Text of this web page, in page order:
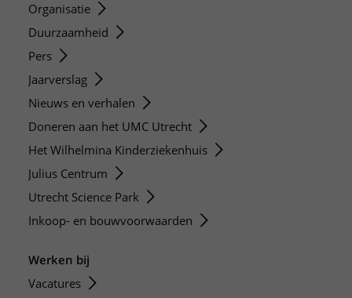
Organisatie
Duurzaamheid
Pers
Jaarverslag
Nieuws en verhalen
Doneren aan het UMC Utrecht
Het Wilhelmina Kinderziekenhuis
Julius Centrum
Utrecht Science Park
Inkoop- en bouwvoorwaarden
Werken bij
Vacatures